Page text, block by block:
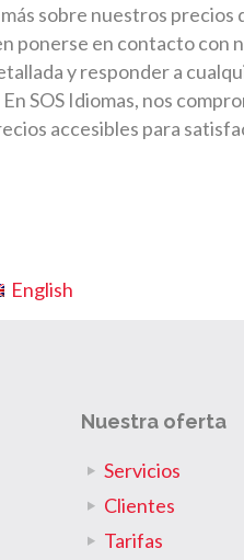
sobre nuestros
ponerse en contacto con
y responder a
SOS Idiomas, nos
accesibles para
English
Nuestra oferta
Servicios
Clientes
Tarifas